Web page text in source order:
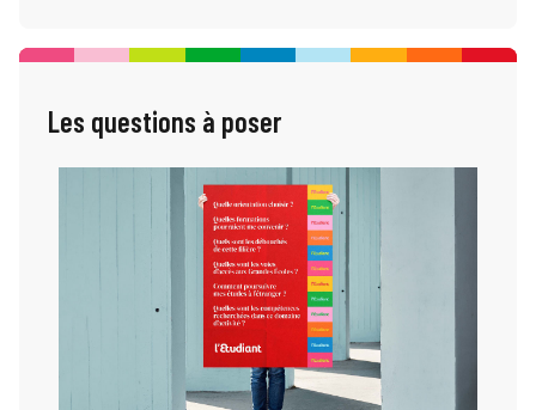
Les questions à poser